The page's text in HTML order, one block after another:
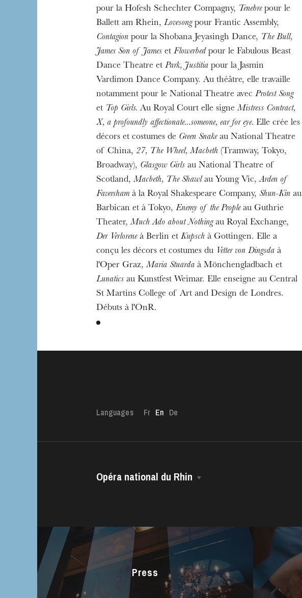
House
pour la Hofesh Schechter Compagny, Tenebrepour le
Ballett am Rhein, Lovesongpour Frantic Assembly,
Contagionpour la Shobana Jeyasingh Dance, The Bull,
James Son of Jameset Flowerbedpour le Fabulous Beast
Dance Theatre et Park, Justitiapour la Jasmin
Vardimon Dance Company. Au théâtre, elle travaille
notamment pour le National Theatre avec Protest Song
et Top Girls. Au Royal Court elle signeMistress Contract,
X, a profoundly affectionate...someone, ear for eye. Elle crée les
décors et costumes de Green Snakeau National Theatre
of China, 27, The Wheel, Macbeth(Tramway, Tokyo,
Broadway), Glasgow Girlsau National Theatre of
Scotland,Macbeth, The Shawlau Young Vic,Arden of
Favershamà la Royal Shakespeare Company, Shun-Kinau
Barbican et à Tokyo, Enemy of the Peopleau Guthrie
Theater,Much Ado about Nothingau Royal Exchange,
Der Verloreneà Berlin et Kupschà Gottingen. Elle a
conçu les décors et costumes du Vetter von Dingsdaà
l'Oper Graz,Maria Stuardaà Mönchengladbach et
Lunaticsau Kunstfest Weimar. Elle enseigne au Central
St Martins College of Art and Design de Londres.
Débuts à l'OnR.
Languages Fr En De
Opéra national du Rhin
Managing Director
The Opéra national du Rhin Ballet
Choir
The Opéra Studio
Press